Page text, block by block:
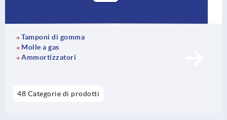
Tamponi di gomma
Molle a gas
Ammortizzatori
48 Categorie di prodotti